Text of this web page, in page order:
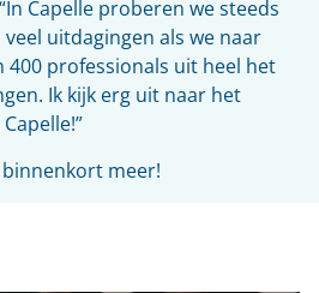
Capelle proberen we steeds
uitdagingen als we naar
professionals uit heel het
Ik kijk erg uit naar het
binnenkort meer!